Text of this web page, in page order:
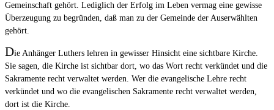
Gemeinschaft gehört. Lediglich der Erfolg im Leben vermag eine gewisse
Überzeugung zu begründen, daß man zu der Gemeinde der Auserwählten
gehört.
Die Anhänger Luthers lehren in gewisser Hinsicht eine sichtbare Kirche.
Sie sagen, die Kirche ist sichtbar dort, wo das Wort recht verkündet und die
Sakramente recht verwaltet werden. Wer die evangelische Lehre recht
verkündet und wo die evangelischen Sakramente recht verwaltet werden,
dort ist die Kirche.